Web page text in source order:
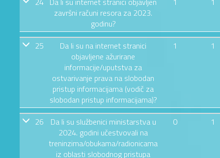
završni računi resora za 2023.
godinu?
25
Da li su na internet stranici
objavljene ažurirane
informacije/uputstva za
ostvarivanje prava na slobodan
pristup informacijama (vodič za
slobodan pristup informacijama)?
1 1
26
Da li su službenici ministarstva u
2024. godini učestvovali na
treninzima/obukama/radionicama
iz oblasti slobodnog pristupa
0 1